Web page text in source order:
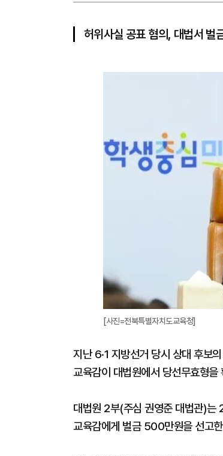
허위사실 공표 혐의, 대법서 벌
[사진=전북특별자치도교육청]
지난 6·1 지방선거 당시 상대 후보
교육감이 대법원에서 당선무효형을
대법원 2부(주심 권영준 대법관)는
교육감에게 벌금 500만원을 선고